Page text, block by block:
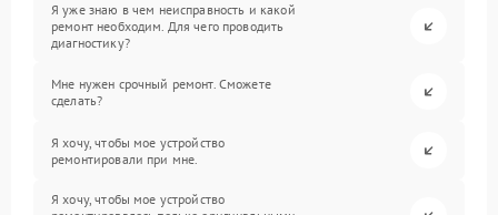
Я уже знаю в чем неисправность и какой
ремонт необходим. Для чего проводить
диагностику?
Мне нужен срочный ремонт. Сможете
сделать?
Я хочу, чтобы мое устройство
ремонтировали при мне.
Я хочу, чтобы мое устройство